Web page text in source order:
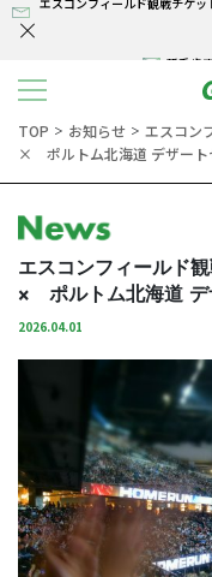
新千歳
エスコンフィールド観戦チケ
コンテンツへスキップ
TOP ＞ お知らせ ＞ エスコン
× ポルトム北海道 デザー
エスコンフィールド
× ポルトム北海道
2026.04.01